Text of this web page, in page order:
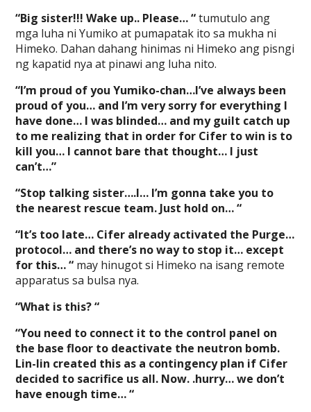
“Big sister!!! Wake up.. Please… “tumutulo ang
mga luha ni Yumiko at pumapatak ito sa mukha ni
Himeko. Dahan dahang hinimas ni Himeko ang pisngi
ng kapatid nya at pinawi ang luha nito.
“I’m proud of you Yumiko-chan…I’ve always been
proud of you… and I’m very sorry for everything I
have done… I was blinded… and my guilt catch up
to me realizing that in order for Cifer to win is to
kill you… I cannot bare that thought… I just
can’t…”
“Stop talking sister….I… I’m gonna take you to
the nearest rescue team. Just hold on… “
“It’s too late… Cifer already activated the Purge…
protocol… and there’s no way to stop it… except
for this… “ may hinugot si Himeko na isang remote
apparatus sa bulsa nya.
“What is this? “
“You need to connect it to the control panel on
the base floor to deactivate the neutron bomb.
Lin-lin created this as a contingency plan if Cifer
decided to sacrifice us all. Now. .hurry… we don’t
have enough time… “